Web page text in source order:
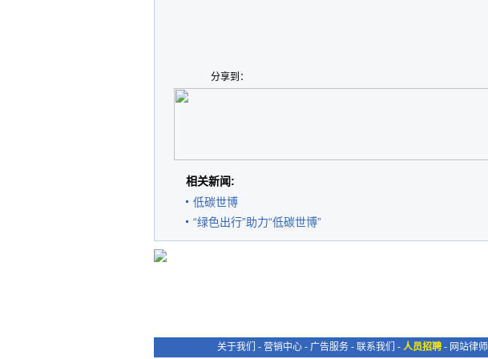
分享到：
相关新闻:
低碳世博
“绿色出行”助力“低碳世博”
关于我们 - 营销中心 - 广告服务 - 联系我们 - 人员招聘 - 网站律师